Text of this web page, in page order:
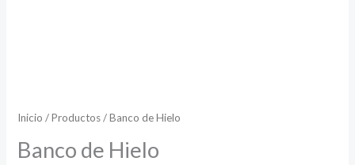
Inicio /Productos/ Banco de Hielo
Banco de Hielo